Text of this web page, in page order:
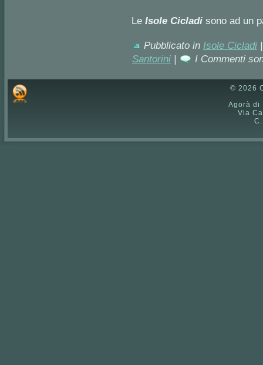
Le Isole Cicladi sono ad un
Pubblicato in Isole Cicladi
Santorini | I Commenti
© 2026
Agorà di
Via